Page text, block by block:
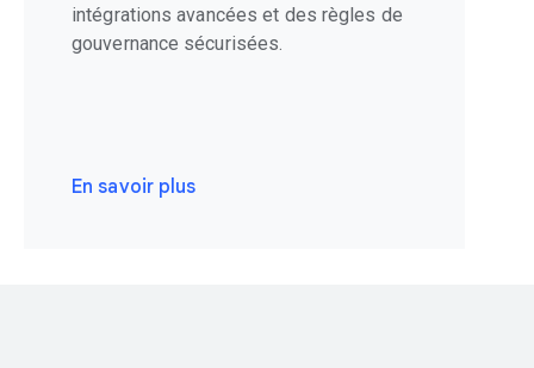
intégrations avancées et des règles de
gouvernance sécurisées.
En savoir plus